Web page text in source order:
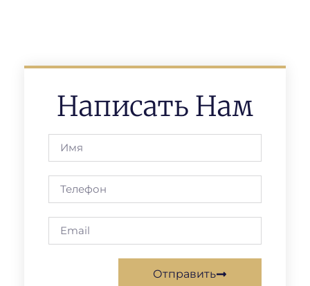
Написать Нам
Отправить